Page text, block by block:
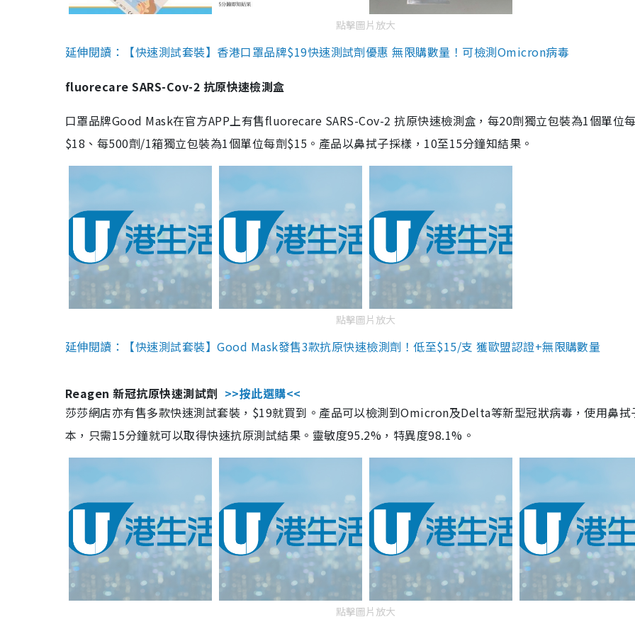
點擊圖片放大
延伸閱讀：【快速測試套裝】香港口罩品牌$19快速測試劑優惠 無限購數量！可檢測Omicron病毒
fluorecare SARS-Cov-2 抗原快速檢測盒
口罩品牌Good Mask在官方APP上有售fluorecare SARS-Cov-2 抗原快速檢測盒，每20劑獨立包裝為1個單位
$18、每500劑/1箱獨立包裝為1個單位每劑$15。產品以鼻拭子採樣，10至15分鐘知結果。
點擊圖片放大
延伸閱讀：【快速測試套裝】Good Mask發售3款抗原快速檢測劑！低至$15/支 獲歐盟認證+無限購數量
Reagen 新冠抗原快速測試劑 >>按此選購<<
莎莎網店亦有售多款快速測試套裝，$19就買到。產品可以檢測到Omicron及Delta等新型冠狀病毒，使用鼻拭
本，只需15分鐘就可以取得快速抗原測試結果。靈敏度95.2%，特異度98.1%。
點擊圖片放大